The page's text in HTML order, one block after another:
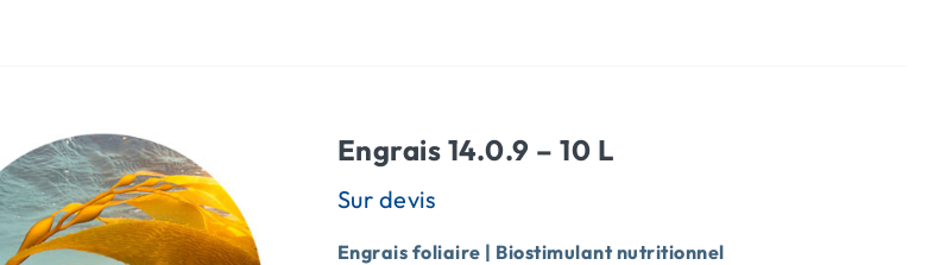
Engrais 14.0.9 – 10 L
Engrais foliaire | Biostimulant nutritionnel